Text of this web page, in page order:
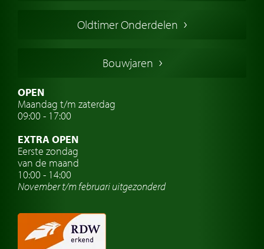
Franse oldtimers
Zweedse oldtimers
Oldtimer verzekering
Oldtimer reizen
Oldtimerwerkplaats
Automerk horloges
Classic cars Nederland
Oldtimer Onderdelen
Bouwjaren
OPEN
Maandag t/m zaterdag
09:00 - 17:00
EXTRA OPEN
Eerste zondag
van de maand
10:00 - 14:00
November t/m februariuitgezonderd